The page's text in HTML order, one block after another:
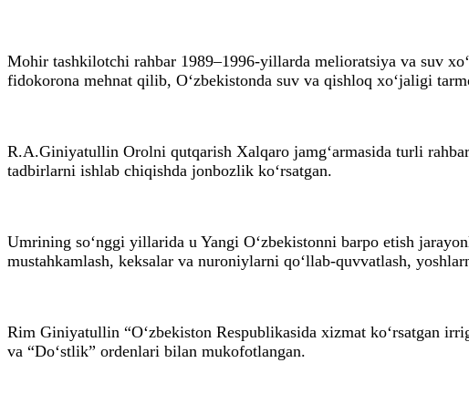
Mohir tashkilotchi rahbar 1989–1996-yillarda melioratsiya va suv
fidokorona mehnat qilib, O‘zbekistonda suv va qishloq xo‘jaligi
R.A.Giniyatullin Orolni qutqarish Xalqaro jamg‘armasida turli
tadbirlarni ishlab chiqishda jonbozlik ko‘rsatgan.
Umrining so‘nggi yillarida u Yangi O‘zbekistonni barpo etish
mustahkamlash, keksalar va nuroniylarni qo‘llab-quvvatlash,
Rim Giniyatullin “O‘zbekiston Respublikasida xizmat ko‘rsatgan
va “Do‘stlik” ordenlari bilan mukofotlangan.